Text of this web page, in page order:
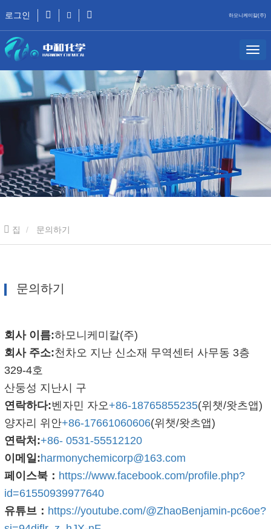
로그인 하모니케미칼(주)
집 문의하기
문의하기
회사 이름:하모니케미칼(주)
회사 주소:천차오 지난 신소재 무역센터 사무동 3층
329-4호
산둥성 지난시 구
연락하다:벤자민 자오+86-18765855235(위챗/왓츠앱)
양자리 위안+86-17661060606(위챗/왓츠앱)
연락처:+86- 0531-55512120
이메일:harmonychemicorp@163.com
페이스북： https://www.facebook.com/profile.php?
id=61550939977640
유튜브： https://youtube.com/@ZhaoBenjamin-pc6oe?